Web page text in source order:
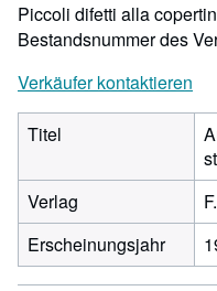
Piccoli difetti alla
Bestandsnummer des
Verkäufer kontaktieren
Titel
Verlag
Erscheinungsjahr